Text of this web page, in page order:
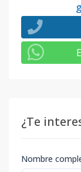
¿Te
Nombre